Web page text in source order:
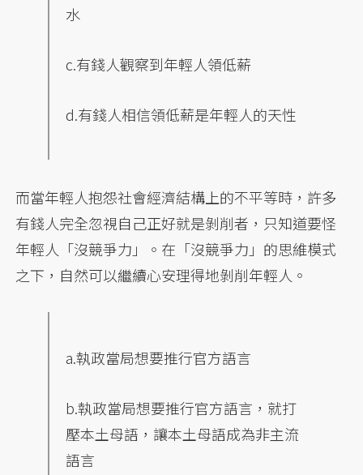
水
c.有錢人觀察到年輕人領低薪
d.有錢人相信領低薪是年輕人的天性
而當年輕人抱怨社會經濟結構上的不平等時，許多
有錢人完全忽視自己正好就是剝削者，只知道要怪
年輕人「沒競爭力」。在「沒競爭力」的思維模式
之下，自然可以繼續心安理得地剝削年輕人。
a.執政當局想要推行官方語言
b.執政當局想要推行官方語言，就打
壓本土母語，讓本土母語成為非主流
語言